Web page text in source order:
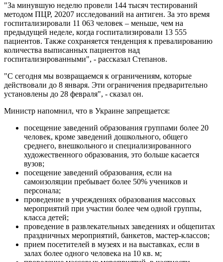
"За минувшую неделю провели 144 тысяч тестирований
методом ПЦР, 20207 исследований на антиген. За это время
госпитализировали 11 063 человек – меньше, чем на
предыдущей неделе, когда госпитализировали 13 555
пациентов. Также сохраняется тенденция к превалированию
количества выписанных пациентов над
госпитализированными", - рассказал Степанов.
"С сегодня мы возвращаемся к ограничениям, которые
действовали до 8 января. Эти ограничения предварительно
установлены до 28 февраля", - сказал он.
Министр напомнил, что в Украине запрещается:
посещение заведений образования группами более 20
человек, кроме заведений дошкольного, общего
среднего, внешкольного и специализированного
художественного образования, это больше касается
вузов;
посещение заведений образования, если на
самоизоляции пребывает более 50% учеников и
персонала;
проведение в учреждениях образования массовых
мероприятий при участии более чем одной группы,
класса детей;
проведение в развлекательных заведениях и общепитах
праздничных мероприятий, банкетов, мастер-классов;
прием посетителей в музеях и на выставках, если в
залах более одного человека на 10 кв. м;